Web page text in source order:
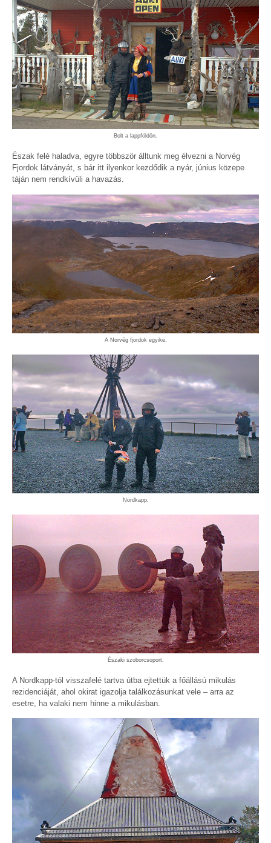
Bolt a lappföldön.
Észak felé haladva, egyre többször álltunk meg élvezni a Norvég
Fjordok látványát, s bár itt ilyenkor kezdődik a nyár, június közepe
táján nem rendkívüli a havazás.
A Norvég fjordok egyike.
Nordkapp.
Északi szoborcsoport.
A Nordkapp-tól visszafelé tartva útba ejtettük a főállású mikulás
rezidenciáját, ahol okirat igazolja találkozásunkat vele – arra az
esetre, ha valaki nem hinne a mikulásban.